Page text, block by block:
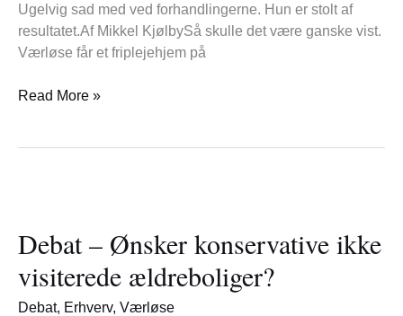
Ugelvig sad med ved forhandlingerne. Hun er stolt af
resultatet.Af Mikkel KjølbySå skulle det være ganske vist.
Værløse får et friplejehjem på
Read More »
Debat – Ønsker konservative ikke
visiterede ældreboliger?
Debat, Erhverv, Værløse
Ønsker
konservative
ikke
visiterede